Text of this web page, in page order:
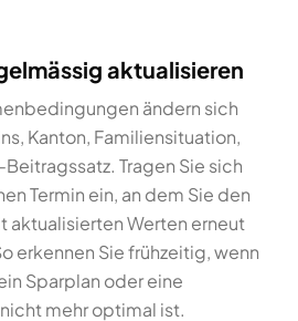
aktualisieren
ändern sich
Kanton, Familiensituation,
Tragen Sie sich
Termin ein, an dem Sie den
aktualisierten Werten erneut
erkennen Sie frühzeitig, wenn
Sparplan oder eine
mehr optimal ist.